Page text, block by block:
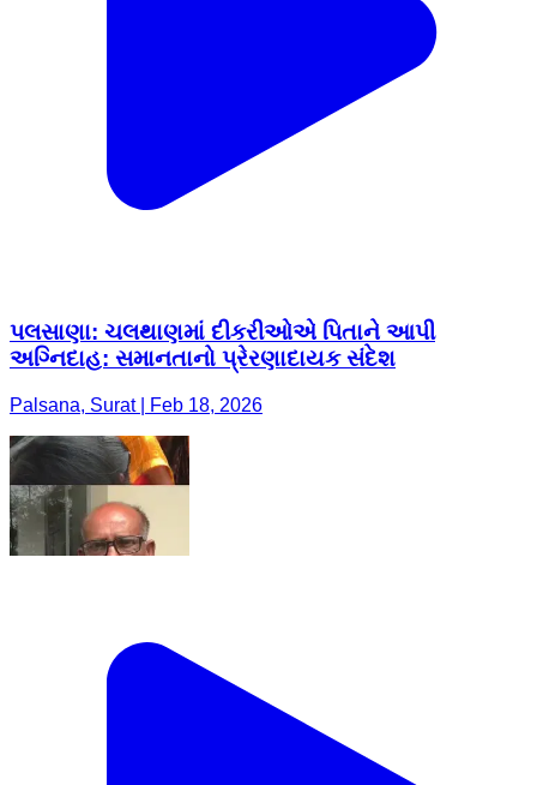
પલસાણા: ચલથાણમાં દીકરીઓએ પિતાને આપી
અગ્નિદાહ: સમાનતાનો પ્રેરણાદાયક સંદેશ
Palsana, Surat | Feb 18, 2026